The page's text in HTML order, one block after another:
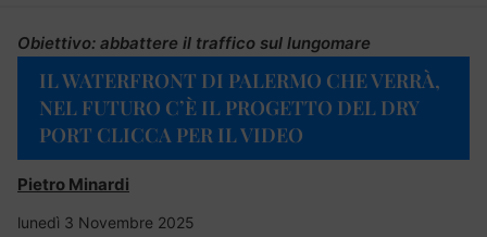
Obiettivo: abbattere il traffico sul lungomare
IL WATERFRONT DI PALERMO CHE VERRÀ,
NEL FUTURO C’È IL PROGETTO DEL DRY
PORT CLICCA PER IL VIDEO
Pietro Minardi
lunedì 3 Novembre 2025